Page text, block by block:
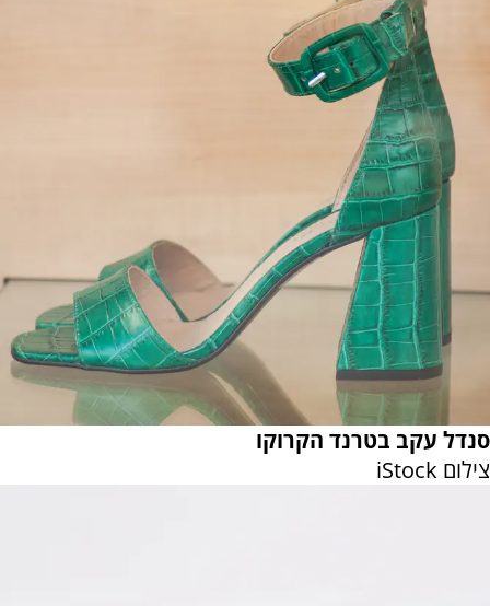
סנדל עקב בטרנד הקרוקו
צילום iStock